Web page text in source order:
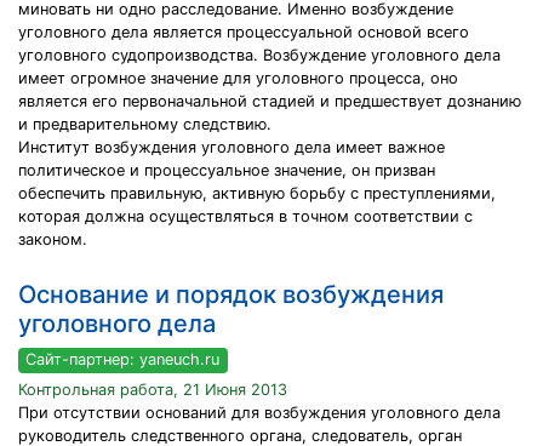
миновать ни одно расследование. Именно возбуждение
уголовного дела является процессуальной основой всего
уголовного судопроизводства. Возбуждение уголовного дела
имеет огромное значение для уголовного процесса, оно
является его первоначальной стадией и предшествует дознанию
и предварительному следствию.
Институт возбуждения уголовного дела имеет важное
политическое и процессуальное значение, он призван
обеспечить правильную, активную борьбу с преступлениями,
которая должна осуществляться в точном соответствии с
законом.
Основание и порядок возбуждения
уголовного дела
Сайт-партнер: yaneuch.ru
Контрольная работа, 21 Июня 2013
При отсутствии оснований для возбуждения уголовного дела
руководитель следственного органа, следователь, орган